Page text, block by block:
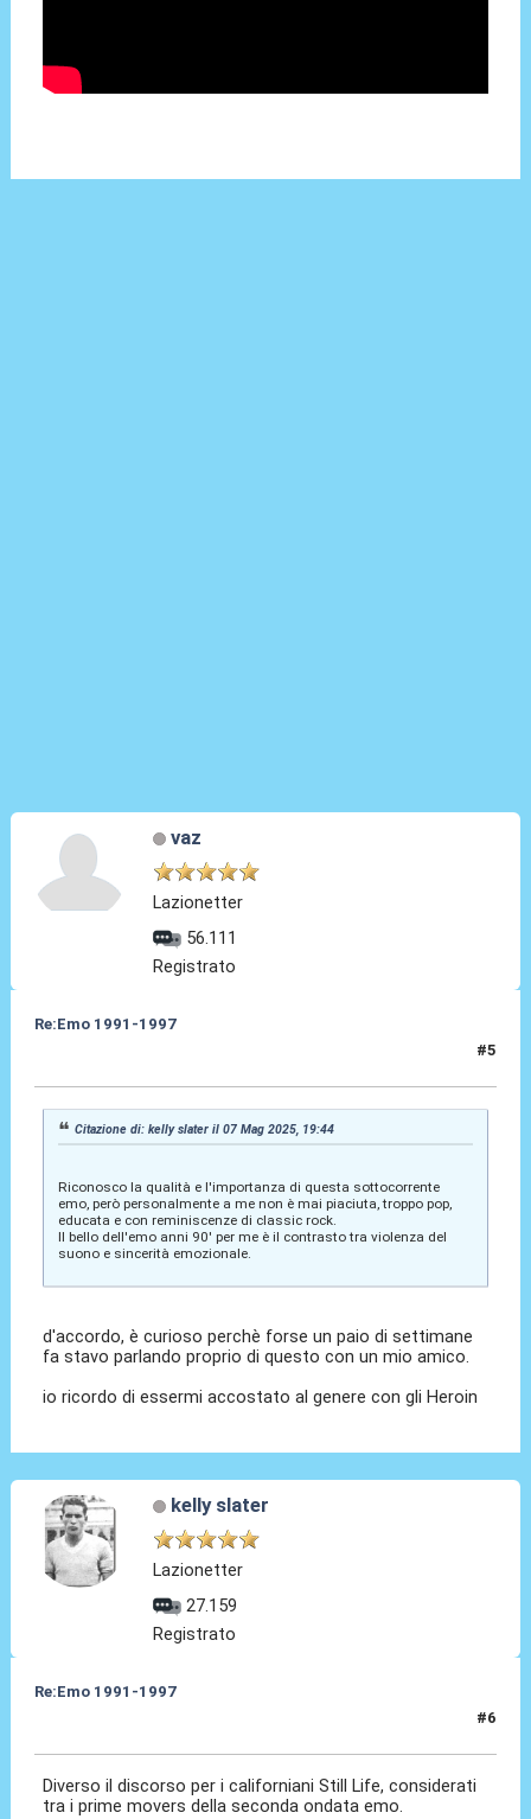
vaz
Lazionetter
56.111
Registrato
Re:Emo 1991-1997
#5
Citazione di: kelly slater il 07 Mag 2025, 19:44
Riconosco la qualità e l'importanza di questa sottocorrente
emo, però personalmente a me non è mai piaciuta, troppo pop,
educata e con reminiscenze di classic rock.
Il bello dell'emo anni 90' per me è il contrasto tra violenza del
suono e sincerità emozionale.
d'accordo, è curioso perchè forse un paio di settimane
fa stavo parlando proprio di questo con un mio amico.
io ricordo di essermi accostato al genere con gli Heroin
kelly slater
Lazionetter
27.159
Registrato
Re:Emo 1991-1997
#6
Diverso il discorso per i californiani Still Life, considerati
tra i prime movers della seconda ondata emo.